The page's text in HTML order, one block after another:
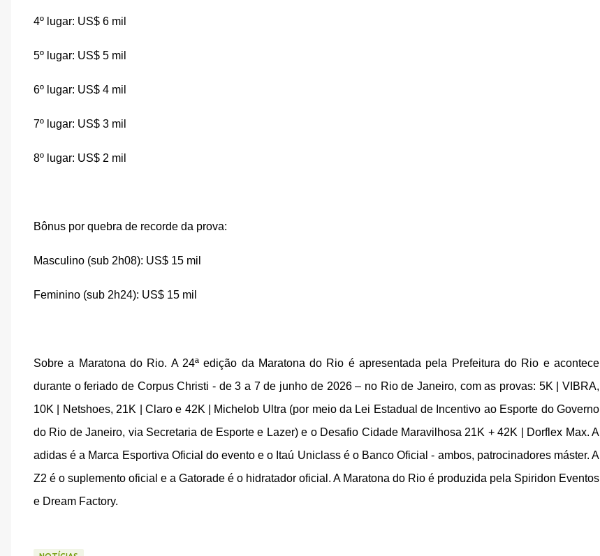
4º lugar: US$ 6 mil
5º lugar: US$ 5 mil
6º lugar: US$ 4 mil
7º lugar: US$ 3 mil
8º lugar: US$ 2 mil
Bônus por quebra de recorde da prova:
Masculino (sub 2h08): US$ 15 mil
Feminino (sub 2h24): US$ 15 mil
Sobre a Maratona do Rio. A 24ª edição da Maratona do Rio é apresentada pela Prefeitura do Rio e acontece
durante o feriado de Corpus Christi - de 3 a 7 de junho de 2026 – no Rio de Janeiro, com as provas: 5K | VIBRA,
10K | Netshoes, 21K | Claro e 42K | Michelob Ultra (por meio da Lei Estadual de Incentivo ao Esporte do Governo
do Rio de Janeiro, via Secretaria de Esporte e Lazer) e o Desafio Cidade Maravilhosa 21K + 42K | Dorflex Max. A
adidas é a Marca Esportiva Oficial do evento e o Itaú Uniclass é o Banco Oficial - ambos, patrocinadores máster. A
Z2 é o suplemento oficial e a Gatorade é o hidratador oficial. A Maratona do Rio é produzida pela Spiridon Eventos
e Dream Factory.